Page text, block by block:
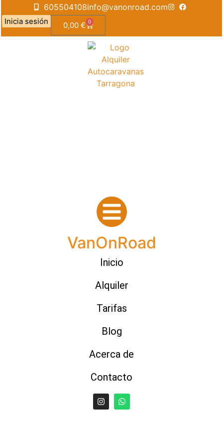
605504108info@vanonroad.com
Inicia sesión 0,00 € 0
VanOnRoad
Inicio
Alquiler
Tarifas
Blog
Acerca de
Contacto